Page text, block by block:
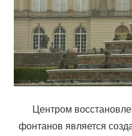
Центром
фонтанов является